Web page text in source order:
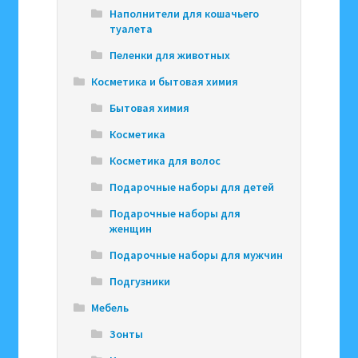
Наполнители для кошачьего
туалета
Пеленки для животных
Косметика и бытовая химия
Бытовая химия
Косметика
Косметика для волос
Подарочные наборы для детей
Подарочные наборы для
женщин
Подарочные наборы для мужчин
Подгузники
Мебель
Зонты